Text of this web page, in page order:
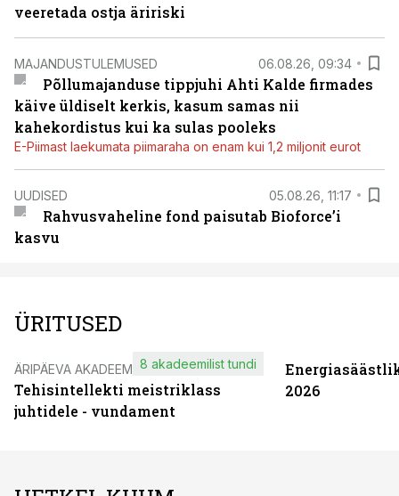
veeretada ostja äririski
MAJANDUSTULEMUSED 06.08.26, 09:34
Põllumajanduse tippjuhi Ahti Kalde firmades
käive üldiselt kerkis, kasum samas nii
kahekordistus kui ka sulas pooleks
E-Piimast laekumata piimaraha on enam kui 1,2 miljonit eurot
UUDISED 05.08.26, 11:17
Rahvusvaheline fond paisutab Bioforce’i
kasvu
ÜRITUSED
ÄRIPÄEVA AKADEEMIA
Tehisintellekti meistriklass
juhtidele - vundament
8 akadeemilist tundi
2026